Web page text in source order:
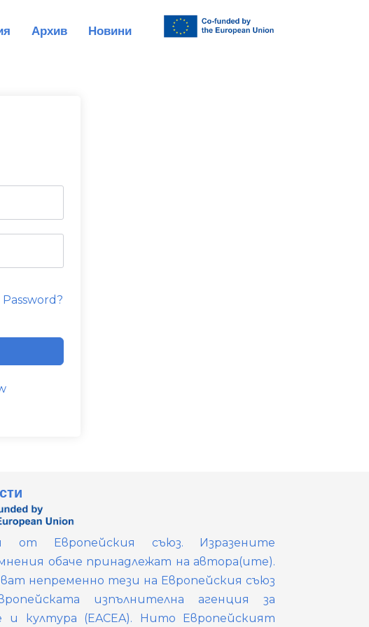
Архив Новини
от Европейския съюз. Изразените
обаче принадлежат на автора(ите).
непременно тези на Европейския съюз
изпълнителна агенция за
и култура (EACEA). Нито Европейският